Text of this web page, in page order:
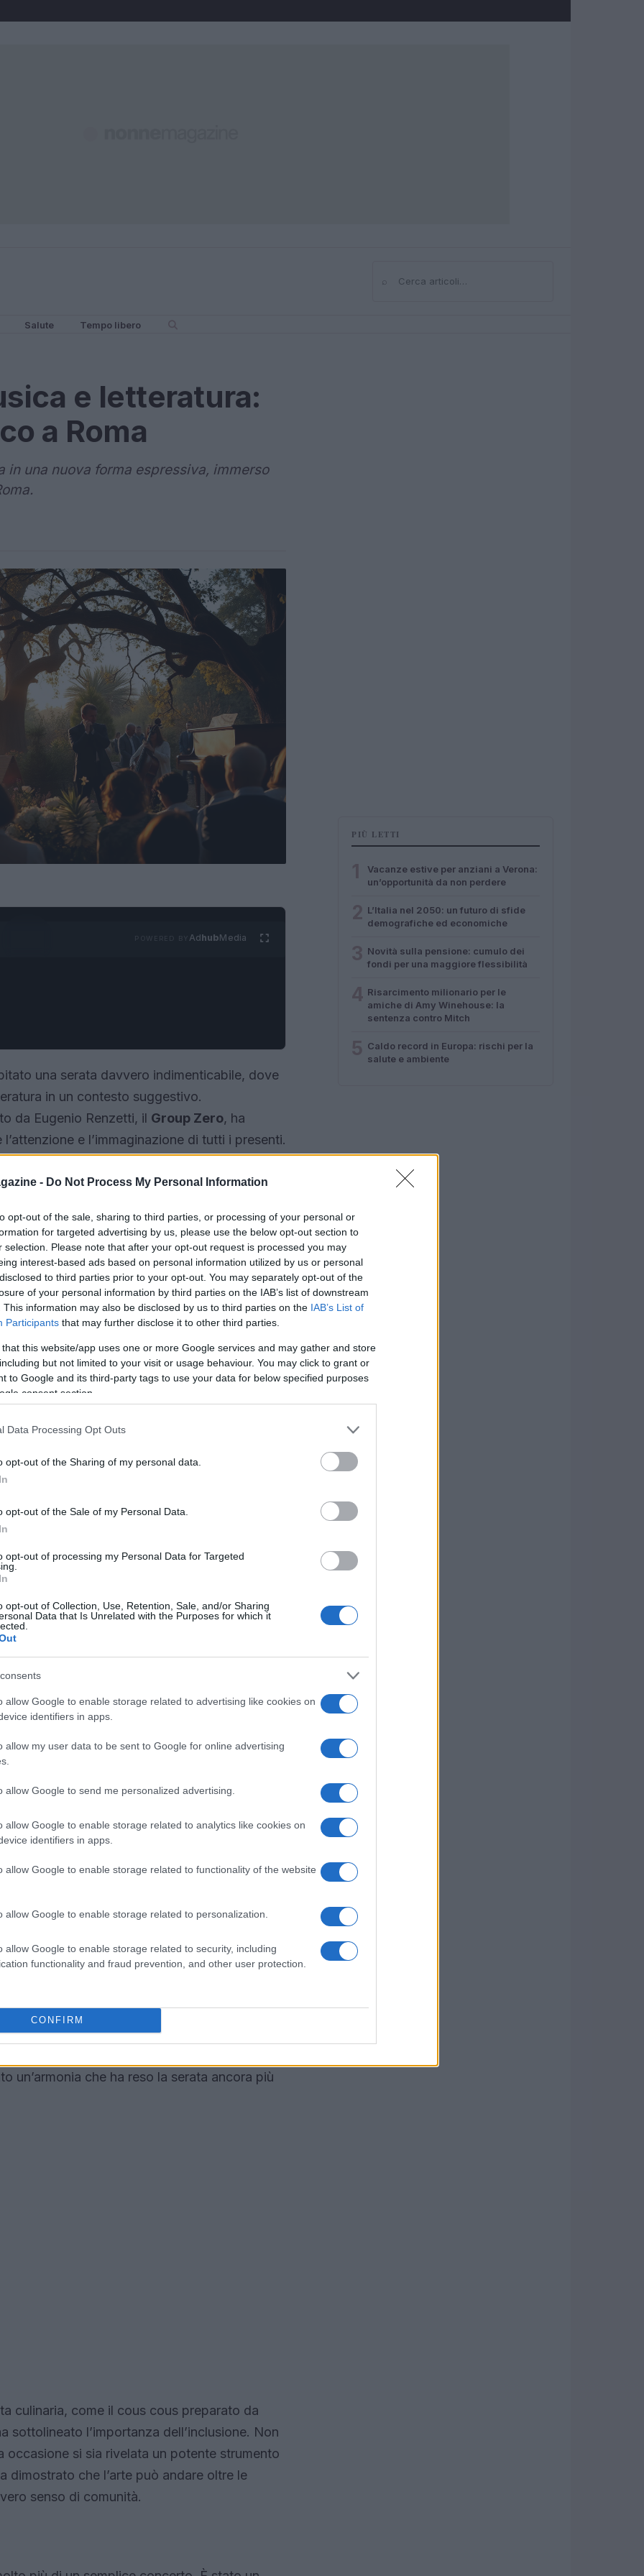
- Do Not Process My Personal Information
opt-out of the sale, sharing to third parties, or processing of your personal or
for targeted advertising by us, please use the below opt-out section to
selection. Please note that after your opt-out request is processed you may
interest-based ads based on personal information utilized by us or personal
to third parties prior to your opt-out. You may separately opt-out of the
of your personal information by third parties on the IAB’s list of downstream
This information may also be disclosed by us to third parties on the IAB’s List of
Participants that may further disclose it to other third parties.
that this website/app uses one or more Google services and may gather and store
but not limited to your visit or usage behaviour. You may click to grant or
to Google and its third-party tags to use your data for below specified purposes
consent section.
Data Processing Opt Outs
opt-out of the Sharing of my personal data.
opt-out of the Sale of my Personal Data.
opt-out of processing my Personal Data for Targeted
opt-out of Collection, Use, Retention, Sale, and/or Sharing
Data that Is Unrelated with the Purposes for which it
allow Google to enable storage related to advertising like cookies on
identifiers in apps.
allow my user data to be sent to Google for online advertising
allow Google to send me personalized advertising.
allow Google to enable storage related to analytics like cookies on
identifiers in apps.
allow Google to enable storage related to functionality of the website
allow Google to enable storage related to personalization.
allow Google to enable storage related to security, including
functionality and fraud prevention, and other user protection.
CONFIRM
⌕Cerca
Salute Tempo libero
e letteratura:
a Roma
in una nuova forma espressiva, immerso
AdhubMedia
una serata davvero indimenticabile, dove
in un contesto suggestivo.
da Eugenio Renzetti, il Group Zero, ha
e l’immaginazione di tutti i presenti.
estiva «Classica al tramonto», organizzata
(IUC), con la Radio Vaticana come Media
ha creato un’atmosfera di mistero e
memorabile.
si distingue per la sua originalità. La
secondo Sanguineti”, un testo che esplora
famosaLettera al padredi Kafka. Ma come
così profonda? Questo approccio ha
una storia intensa, mentre la musica jazz,
ogni parola, rendendola ancora più
essenziale, hanno creato un’armonia
al sax e flauto, e altri talentuosi
ha trasmesso emozioni forti e coinvolgenti.
capace di catturare il pubblico non solo
per la profondità dei temi affrontati. L’ottetto
tecnica che ha reso ogni brano
liriche e melodie ha generato un dialogo
letterario, lasciando tutti con il fiato
che ha avuto un ruolo cruciale nel
Roma, con la sua vegetazione lussureggiante
magico che ha fatto da cornice a questa
arricchito l’esperienza, permettendo ai
nell’atmosfera del concerto. La
un’armonia che ha reso la serata ancora più
culinaria, come il cous cous preparato da
sottolineato l’importanza dell’inclusione. Non
occasione si sia rivelata un potente strumento
dimostrato che l’arte può andare oltre le
senso di comunità.
PIÙ LETTI
Vacanze estive per anziani a Verona:
un’opportunità da non perdere
L’Italia nel 2050: un futuro di sfide
demografiche ed economiche
Novità sulla pensione: cumulo dei
fondi per una maggiore flessibilità
Risarcimento milionario per le
amiche di Amy Winehouse: la
sentenza contro Mitch
Caldo record in Europa: rischi per la
salute e ambiente